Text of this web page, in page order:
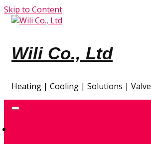
Skip to Content
Wili Co., Ltd
Heating | Cooling | Solutions | Valve